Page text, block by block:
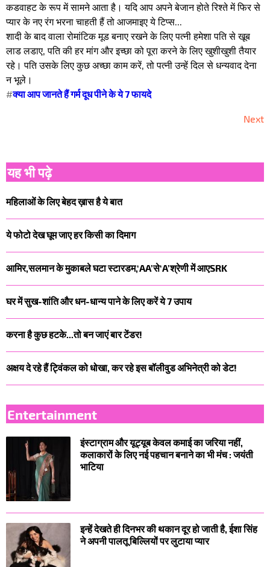
कडवाहट के रूप में सामने आता है। यदि आप अपने बेजान होते रिश्ते में फिर से
प्यार के नए रंग भरना चाहती हैं तो आजमाइए ये टिप्स...
शादी के बाद वाला रोमांटिक मूड बनाए रखने के लिए पत्नी हमेशा पति से खूब
लाड लडाए, पति की हर मांग और इच्छा को पूरा करने के लिए खुशीखुशी तैयार
रहे। पति उसके लिए कुछ अच्छा काम करें, तो पत्नी उन्हें दिल से धन्यवाद देना
न भूले।
#क्या आप जानते हैं गर्म दूध पीने के ये 7 फायदे
Next
यह भी पढ़े
महिलाओं के लिए बेहद ख़ास है ये बात
ये फोटो देख घूम जाए हर किसी का दिमाग
आमिर,सलमान के मुकाबले घटा स्टारडम,‘AA’से‘A’श्रेणी में आएSRK
घर में सुख-शांति और धन-धान्य पाने के लिए करें ये 7 उपाय
करना है कुछ हटके...तो बन जाएं बार टेंडर!
अक्षय दे रहे हैं ट्विंकल को धोखा, कर रहे इस बॉलीवुड अभिनेत्री को डेट!
Entertainment
इंस्टाग्राम और यूट्यूब केवल कमाई का जरिया नहीं,
कलाकारों के लिए नई पहचान बनाने का भी मंच : जयंती
भाटिया
इन्हें देखते ही दिनभर की थकान दूर हो जाती है, ईशा सिंह
ने अपनी पालतू बिल्लियों पर लुटाया प्यार